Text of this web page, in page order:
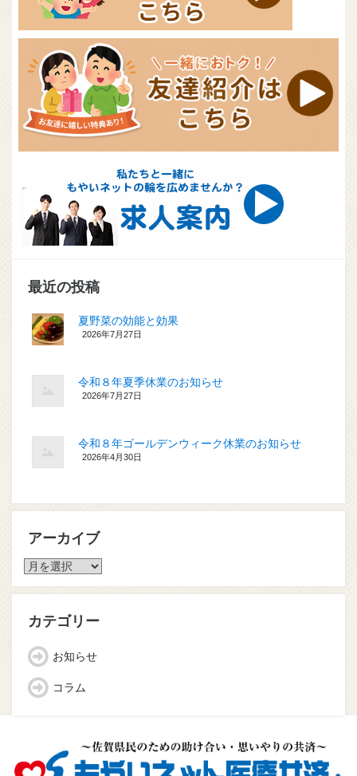
最近の投稿
夏野菜の効能と効果
2026年7月27日
令和８年夏季休業のお知らせ
2026年7月27日
令和８年ゴールデンウィーク休業のお知らせ
2026年4月30日
アーカイブ
ア
カ
ブ
カテゴリー
お知らせ
コラム